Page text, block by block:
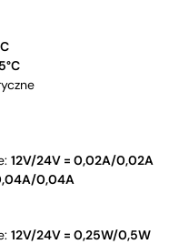
12V/24V = 0,02A/0,02A
0,04A
12V/24V = 0,25W/0,5W